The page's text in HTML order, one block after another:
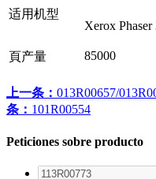
适用机型
Xerox
頁产量 85000
上一条： 013R00657/
条： 101R00554
Peticiones sobre producto